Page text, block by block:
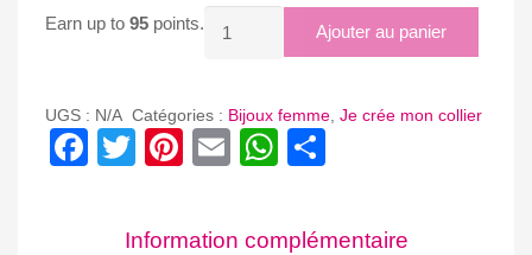
Earn up to 95points.
AVEC
CHOIX
DE
PENDENTIFS
Ajouter au panier
UGS : N/A Catégories : Bijoux femme, Je crée mon collier
Facebook
TwitterPinterest
EmailWhatsApp
Information complémentaire